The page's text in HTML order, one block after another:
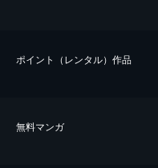
ポイント（レンタル）作品
無料マンガ